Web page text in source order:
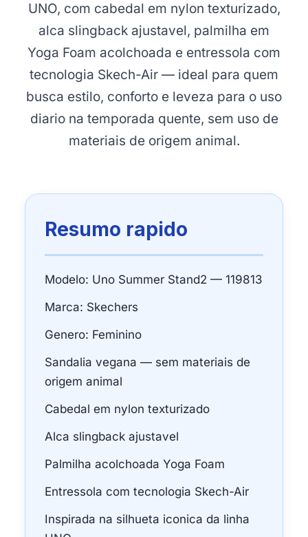
UNO, com cabedal em nylon texturizado,
alca slingback ajustavel, palmilha em
Yoga Foam acolchoada e entressola com
tecnologia Skech-Air — ideal para quem
busca estilo, conforto e leveza para o uso
diario na temporada quente, sem uso de
materiais de origem animal.
Resumo rapido
Modelo: Uno Summer Stand2 — 119813
Marca: Skechers
Genero: Feminino
Sandalia vegana — sem materiais de
origem animal
Cabedal em nylon texturizado
Alca slingback ajustavel
Palmilha acolchoada Yoga Foam
Entressola com tecnologia Skech-Air
Inspirada na silhueta iconica da linha